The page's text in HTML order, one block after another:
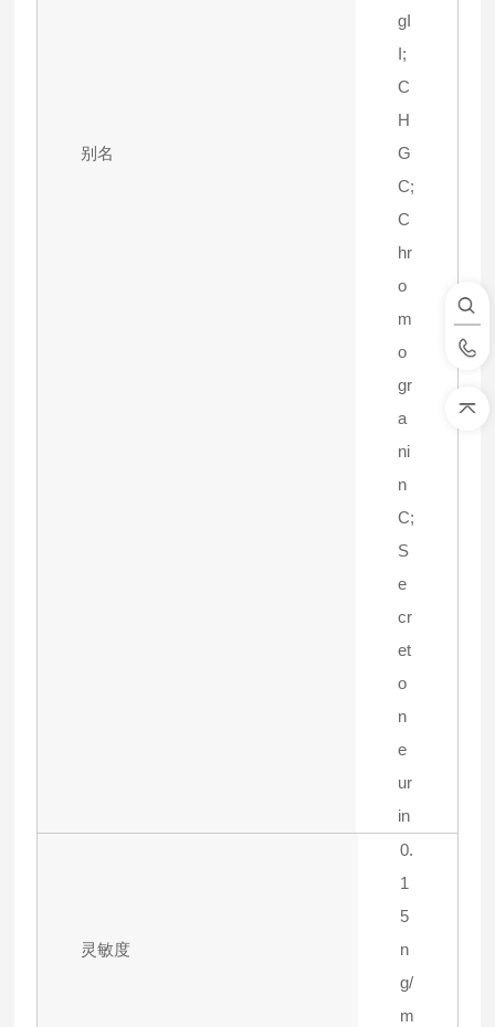
别名
gI
I;
C
H
G
C;
C
hr
o
m
o
gr
a
ni
n
C;
S
e
cr
et
o
n
e
ur
in
灵敏度
0.
1
5
n
g/
m